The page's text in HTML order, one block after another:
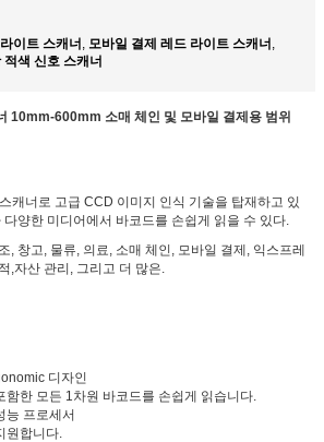
이트 스캐너, 모바일 결제 레드 라이트 스캐너,
색 신호 스캐너
10mm-600mm 소매 체인 및 모바일 결제용 범위
캐너로 고급 CCD 이미지 인식 기술을 탑재하고 있
다양한 미디어에서 바코드를 손쉽게 읽을 수 있다.
, 창고, 물류, 의료, 소매 체인, 모바일 결제, 익스프레
,자산 관리, 그리고 더 많은.
디자인
함한 모든 1차원 바코드를 손쉽게 읽습니다.
능 프로세서
원합니다.